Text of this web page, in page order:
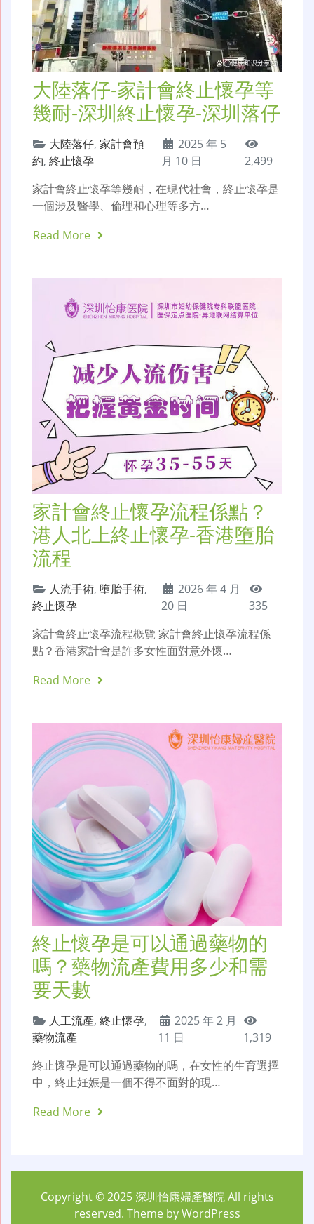
大陸落仔-家計會終止懷孕等
幾耐-深圳終止懷孕-深圳落仔
大陸落仔, 家計會預
約, 終止懷孕
2025 年 5
月 10 日
2,499
家計會終止懷孕等幾耐，在現代社會，終止懷孕是
一個涉及醫學、倫理和心理等多方…
Read More
家計會終止懷孕流程係點？
港人北上終止懷孕-香港墮胎
流程
人流手術, 墮胎手術,
終止懷孕
2026 年 4 月
20 日
335
家計會終止懷孕流程概覽 家計會終止懷孕流程係
點？香港家計會是許多女性面對意外懷…
Read More
終止懷孕是可以通過藥物的
嗎？藥物流產費用多少和需
要天數
人工流產, 終止懷孕,
藥物流產
2025 年 2 月
11 日
1,319
終止懷孕是可以通過藥物的嗎，在女性的生育選擇
中，終止妊娠是一個不得不面對的現…
Read More
Copyright © 2025深圳怡康婦產醫院All rights
reserved. Theme byWordPress